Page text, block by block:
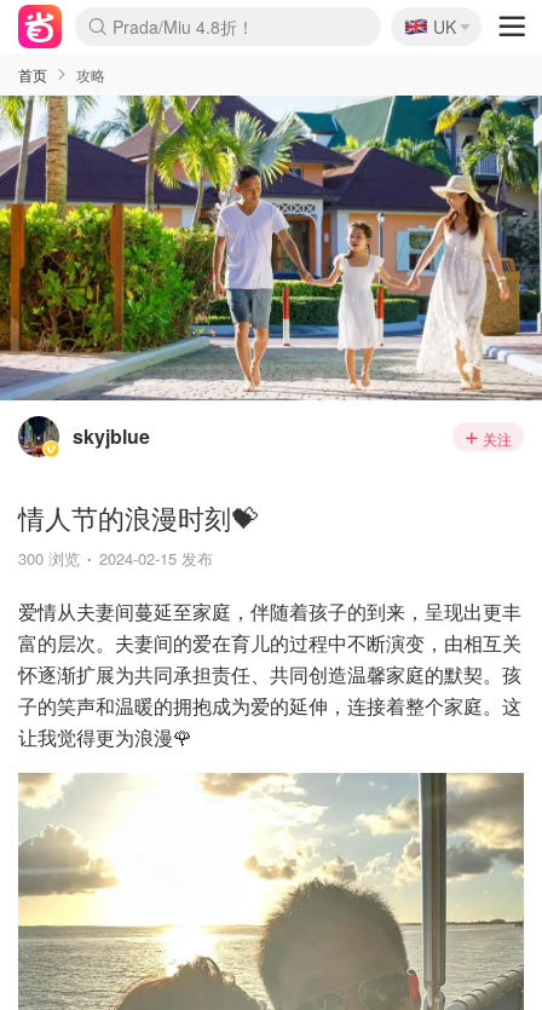
Prada/Miu 4.8折！
🇬🇧
UK
首页 攻略
skyjblue 关注
情人节的浪漫时刻💝
300 浏览 2024-02-15 发布
爱情从夫妻间蔓延至家庭，伴随着孩子的到来，呈现出更丰
富的层次。夫妻间的爱在育儿的过程中不断演变，由相互关
怀逐渐扩展为共同承担责任、共同创造温馨家庭的默契。孩
子的笑声和温暖的拥抱成为爱的延伸，连接着整个家庭。这
让我觉得更为浪漫🌹